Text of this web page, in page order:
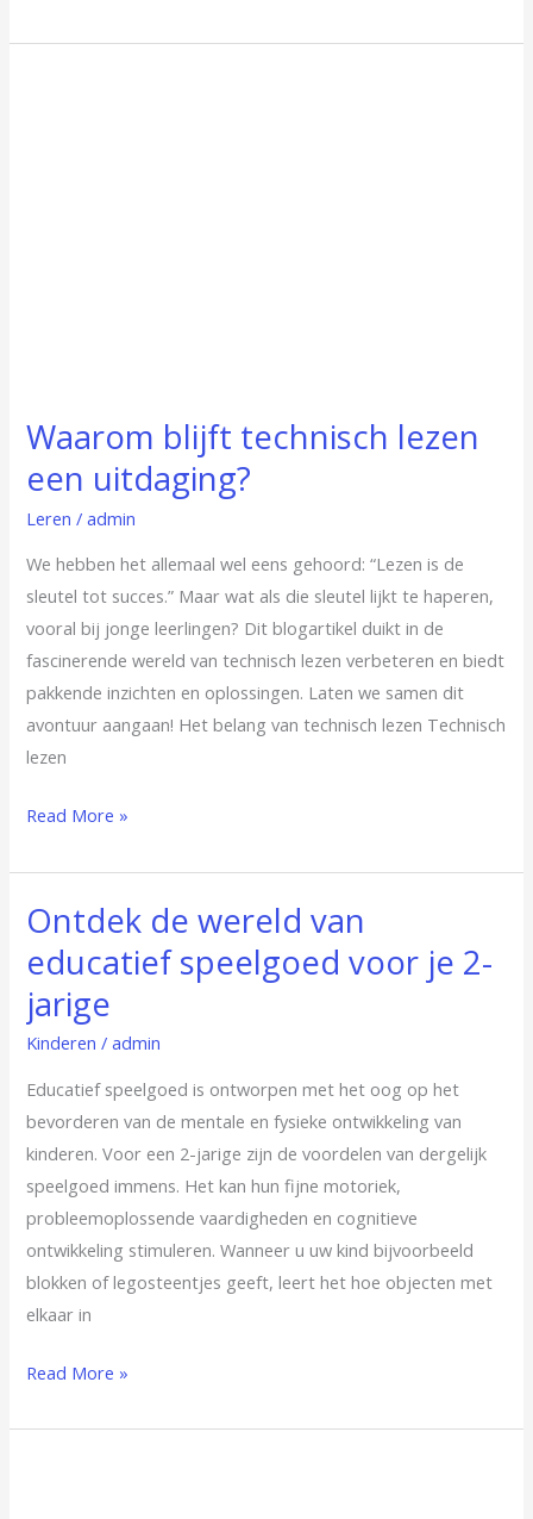
Waarom blijft technisch lezen
een uitdaging?
Leren /admin
We hebben het allemaal wel eens gehoord: “Lezen is de
sleutel tot succes.” Maar wat als die sleutel lijkt te haperen,
vooral bij jonge leerlingen? Dit blogartikel duikt in de
fascinerende wereld van technisch lezen verbeteren en biedt
pakkende inzichten en oplossingen. Laten we samen dit
avontuur aangaan! Het belang van technisch lezen Technisch
lezen
Read More »
Ontdek de wereld van
educatief speelgoed voor je 2-
jarige
Kinderen /admin
Educatief speelgoed is ontworpen met het oog op het
bevorderen van de mentale en fysieke ontwikkeling van
kinderen. Voor een 2-jarige zijn de voordelen van dergelijk
speelgoed immens. Het kan hun fijne motoriek,
probleemoplossende vaardigheden en cognitieve
ontwikkeling stimuleren. Wanneer u uw kind bijvoorbeeld
blokken of legosteentjes geeft, leert het hoe objecten met
elkaar in
Ontdek
wereld
van
educatief
jarige
Read More »